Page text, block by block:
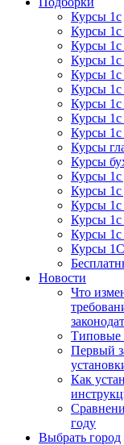
Курсы 1с
Курсы 1с
Курсы 1с
Курсы
Курсы 1с
Курсы
Курсы 1с
Курсы 1с
Курсы 1с
Курсы
Курсы
Курсы 1с
Курсы 1с
Курсы
Курсы
Курсы
Курсы
Новости
Что
Типовые
Первый
Как
году
Выбрать город